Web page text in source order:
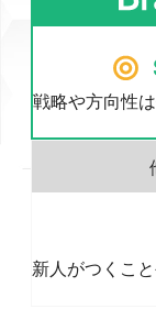
戦略や方向性
新人がつくこ